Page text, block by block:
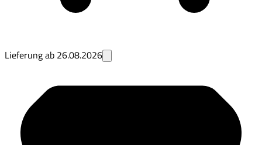
Lieferung ab 26.08.2026